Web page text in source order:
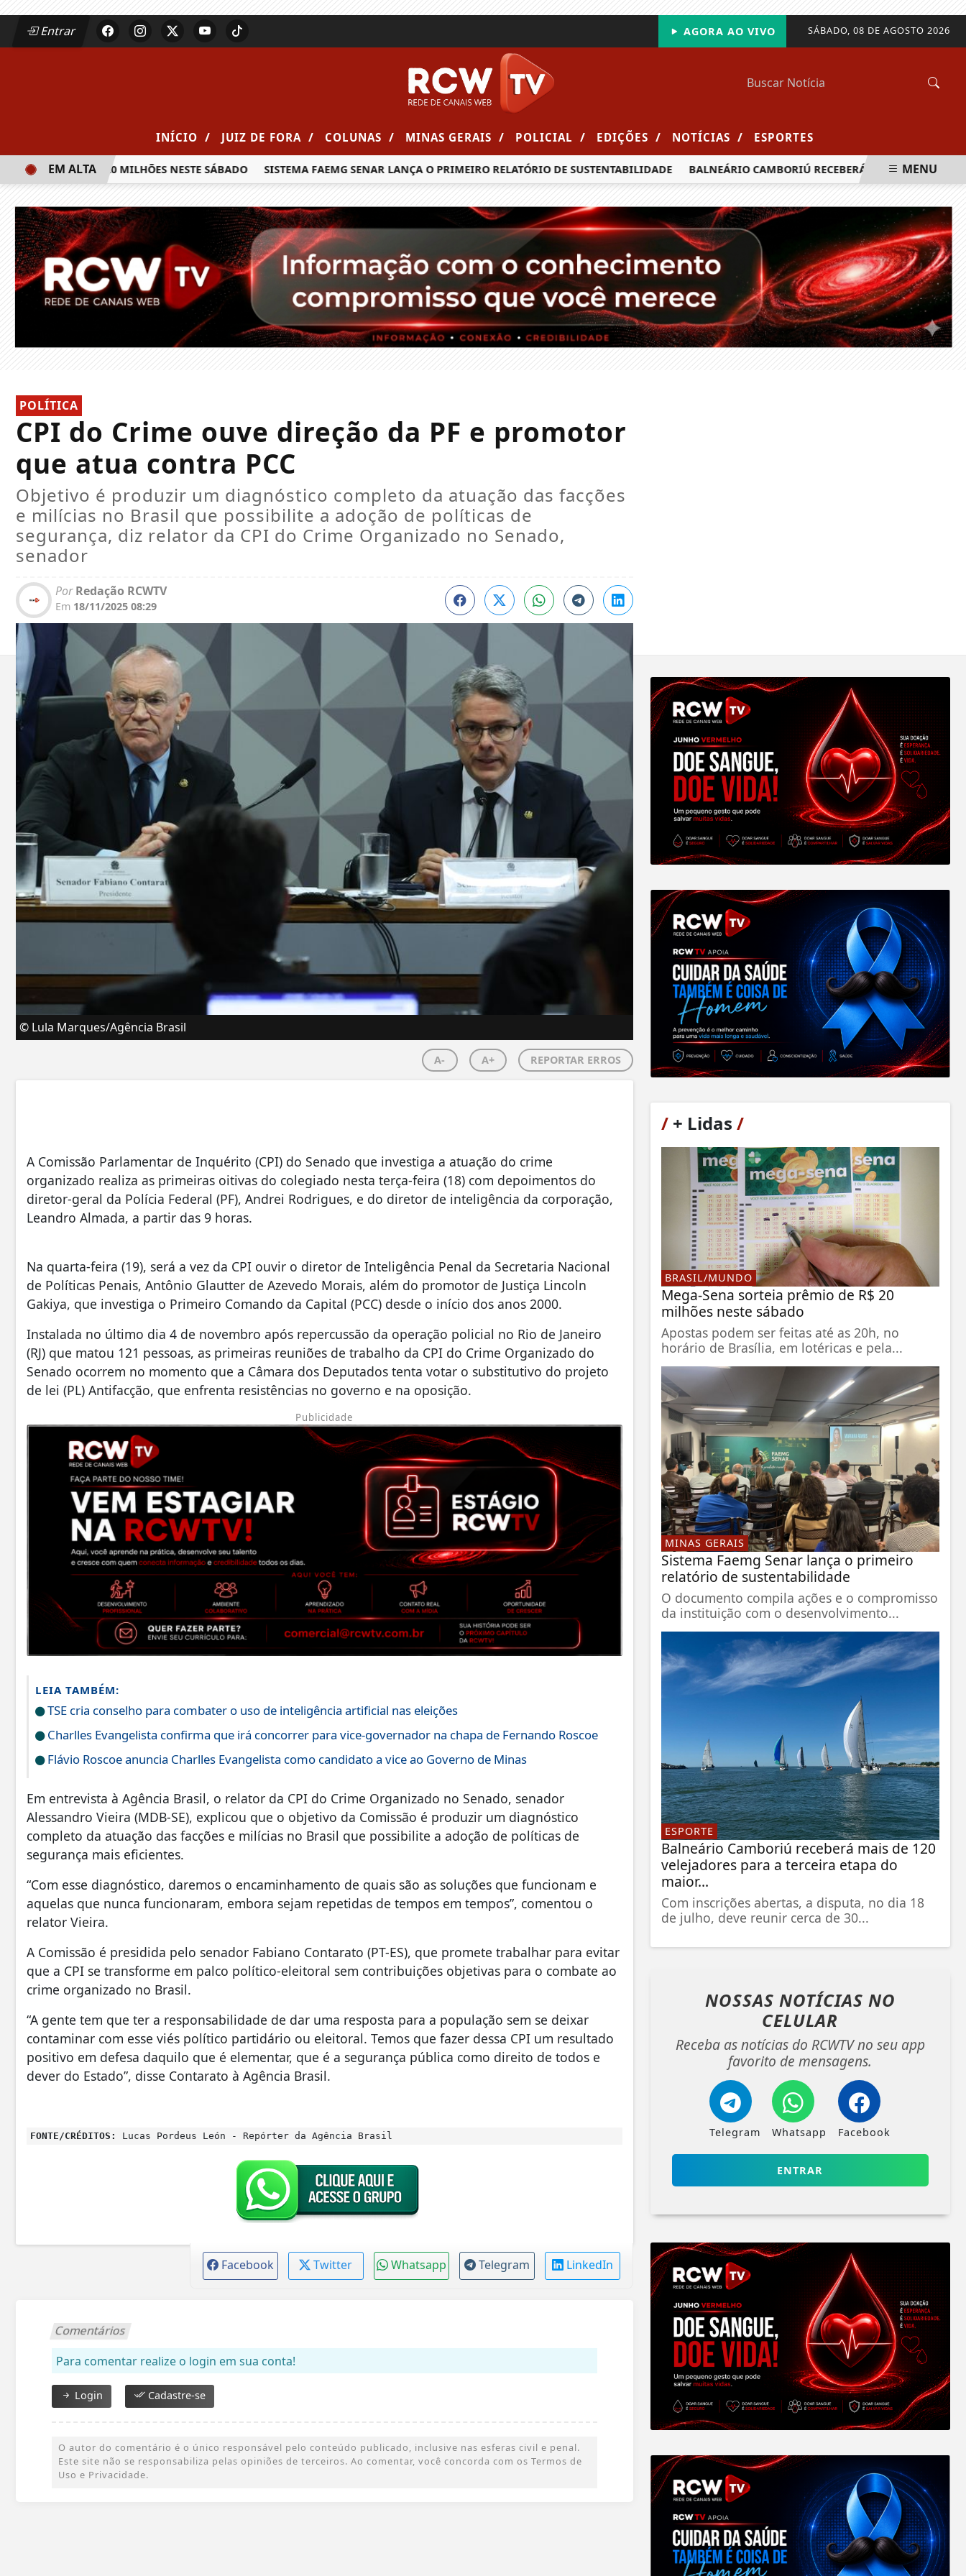
Entrar SÁBADO, 08 DE AGOSTO 2026
AGORA AO VIVO
INÍCIO / JUIZ DE FORA / COLUNAS / MINAS GERAIS / POLICIAL / EDIÇÕES / NOTÍCIAS / ESPORTES
PRÊMIO DE R$ 20 MILHÕES NESTE SÁBADO SISTEMA FAEMG SENAR LANÇA O PRIMEIRO RELATÓRIO DE SUSTENTABILIDADE BALNEÁRIO CAMBORIÚ RECEBERÁ MAIS DE 120
EM ALTA MENU
POLÍTICA
CPI do Crime ouve direção da PF e promotor
que atua contra PCC
Objetivo é produzir um diagnóstico completo da atuação das facções
e milícias no Brasil que possibilite a adoção de políticas de
segurança, diz relator da CPI do Crime Organizado no Senado,
senador
PorRedação RCWTV
Em 18/11/2025 08:29
© Lula Marques/Agência Brasil
A- A+ REPORTAR ERROS
A Comissão Parlamentar de Inquérito (CPI) do Senado que investiga a atuação do crime
organizado realiza as primeiras oitivas do colegiado nesta terça-feira (18) com depoimentos do
diretor-geral da Polícia Federal (PF), Andrei Rodrigues, e do diretor de inteligência da corporação,
Leandro Almada, a partir das 9 horas.
Na quarta-feira (19), será a vez da CPI ouvir o diretor de Inteligência Penal da Secretaria Nacional
de Políticas Penais, Antônio Glautter de Azevedo Morais, além do promotor de Justiça Lincoln
Gakiya, que investiga o Primeiro Comando da Capital (PCC) desde o início dos anos 2000.
Instalada no último dia 4 de novembro após repercussão da operação policial no Rio de Janeiro
(RJ) que matou 121 pessoas, as primeiras reuniões de trabalho da CPI do Crime Organizado do
Senado ocorrem no momento que a Câmara dos Deputados tenta votar o substitutivo do projeto
de lei (PL) Antifacção, que enfrenta resistências no governo e na oposição.
Publicidade
LEIA TAMBÉM:
TSE cria conselho para combater o uso de inteligência artificial nas eleições
Charlles Evangelista confirma que irá concorrer para vice-governador na chapa de Fernando Roscoe
Flávio Roscoe anuncia Charlles Evangelista como candidato a vice ao Governo de Minas
Em entrevista à Agência Brasil, o relator da CPI do Crime Organizado no Senado, senador
Alessandro Vieira (MDB-SE), explicou que o objetivo da Comissão é produzir um diagnóstico
completo da atuação das facções e milícias no Brasil que possibilite a adoção de políticas de
segurança mais eficientes.
“Com esse diagnóstico, daremos o encaminhamento de quais são as soluções que funcionam e
aquelas que nunca funcionaram, embora sejam repetidas de tempos em tempos”, comentou o
relator Vieira.
A Comissão é presidida pelo senador Fabiano Contarato (PT-ES), que promete trabalhar para evitar
que a CPI se transforme em palco político-eleitoral sem contribuições objetivas para o combate ao
crime organizado no Brasil.
“A gente tem que ter a responsabilidade de dar uma resposta para a população sem se deixar
contaminar com esse viés político partidário ou eleitoral. Temos que fazer dessa CPI um resultado
positivo em defesa daquilo que é elementar, que é a segurança pública como direito de todos e
dever do Estado”, disse Contarato à Agência Brasil.
FONTE/CRÉDITOS: Lucas Pordeus León - Repórter da Agência Brasil
Facebook Twitter Whatsapp Telegram LinkedIn
Comentários
Para comentar realize o login em sua conta!
Login Cadastre-se
O autor do comentário é o único responsável pelo conteúdo publicado, inclusive nas esferas civil e penal.
Este site não se responsabiliza pelas opiniões de terceiros. Ao comentar, você concorda com os Termos de
Uso e Privacidade.
/+ Lidas /
BRASIL/MUNDO
Mega-Sena sorteia prêmio de R$ 20
milhões neste sábado
Apostas podem ser feitas até as 20h, no
horário de Brasília, em lotéricas e pela...
MINAS GERAIS
Sistema Faemg Senar lança o primeiro
relatório de sustentabilidade
O documento compila ações e o compromisso
da instituição com o desenvolvimento...
ESPORTE
Balneário Camboriú receberá mais de 120
velejadores para a terceira etapa do
maior...
Com inscrições abertas, a disputa, no dia 18
de julho, deve reunir cerca de 30...
NOSSAS NOTÍCIAS NO
CELULAR
Receba as notícias do RCWTV no seu app
favorito de mensagens.
Telegram Whatsapp Facebook
ENTRAR